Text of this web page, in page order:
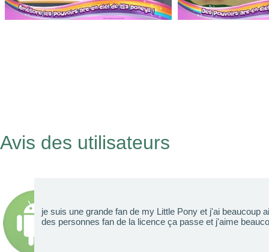
Avis des utilisateurs
je suis une grande fan de my Little Pony et j'ai beaucoup
des personnes fan de la licence ça passe et j'aime